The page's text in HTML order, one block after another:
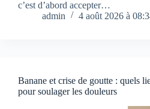
c’est d’abord accepter…
admin
4 août 2026 à
Banane et crise de goutte : quels
pour soulager les douleurs